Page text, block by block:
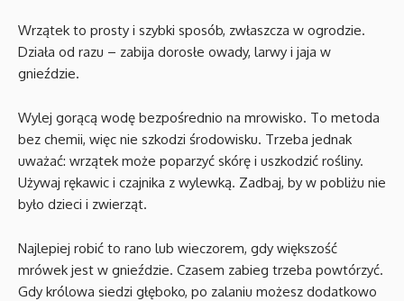
Wrzątek to prosty i szybki sposób, zwłaszcza w ogrodzie.
Działa od razu – zabija dorosłe owady, larwy i jaja w
gnieździe.
Wylej gorącą wodę bezpośrednio na mrowisko. To metoda
bez chemii, więc nie szkodzi środowisku. Trzeba jednak
uważać: wrzątek może poparzyć skórę i uszkodzić rośliny.
Używaj rękawic i czajnika z wylewką. Zadbaj, by w pobliżu nie
było dzieci i zwierząt.
Najlepiej robić to rano lub wieczorem, gdy większość
mrówek jest w gnieździe. Czasem zabieg trzeba powtórzyć.
Gdy królowa siedzi głęboko, po zalaniu możesz dodatkowo